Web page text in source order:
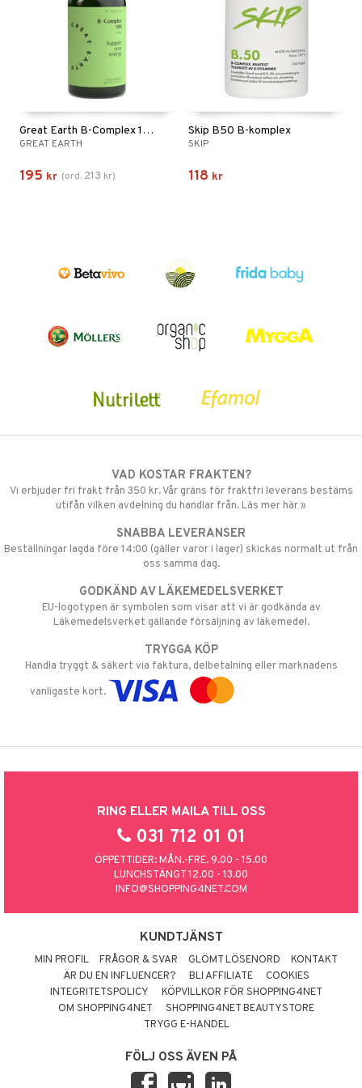
Great Earth B-Complex 100mg
GREAT EARTH
195 kr (ord. 213 kr)
Skip B50 B-komplex
SKIP
118 kr
VAD KOSTAR FRAKTEN?
Vi erbjuder fri frakt från 350 kr. Vår gräns för fraktfri leverans bestäms
utifån vilken avdelning du handlar från. Läs mer här »
SNABBA LEVERANSER
Beställningar lagda före 14:00 (gäller varor i lager) skickas normalt ut från
oss samma dag.
GODKÄND AV LÄKEMEDELSVERKET
EU-logotypen är symbolen som visar att vi är godkända av
Läkemedelsverket gällande försäljning av läkemedel.
TRYGGA KÖP
Handla tryggt & säkert via faktura, delbetalning eller marknadens
vanligaste kort.
RING ELLER MAILA TILL OSS
031 712 01 01
ÖPPETTIDER: MÅN.-FRE. 9.00 - 15.00
LUNCHSTÄNGT 12.00 - 13.00
INFO@SHOPPING4NET.COM
KUNDTJÄNST
MIN PROFIL FRÅGOR & SVAR GLÖMT LÖSENORD
KONTAKT
ÄR DU EN INFLUENCER?
BLI AFFILIATE
COOKIES
INTEGRITETSPOLICY
KÖPVILLKOR FÖR SHOPPING4NET
OM SHOPPING4NET
SHOPPING4NET BEAUTYSTORE
TRYGG E-HANDEL
FÖLJ OSS ÄVEN PÅ